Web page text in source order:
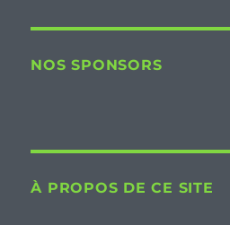
NOS SPONSORS
À PROPOS DE CE SITE